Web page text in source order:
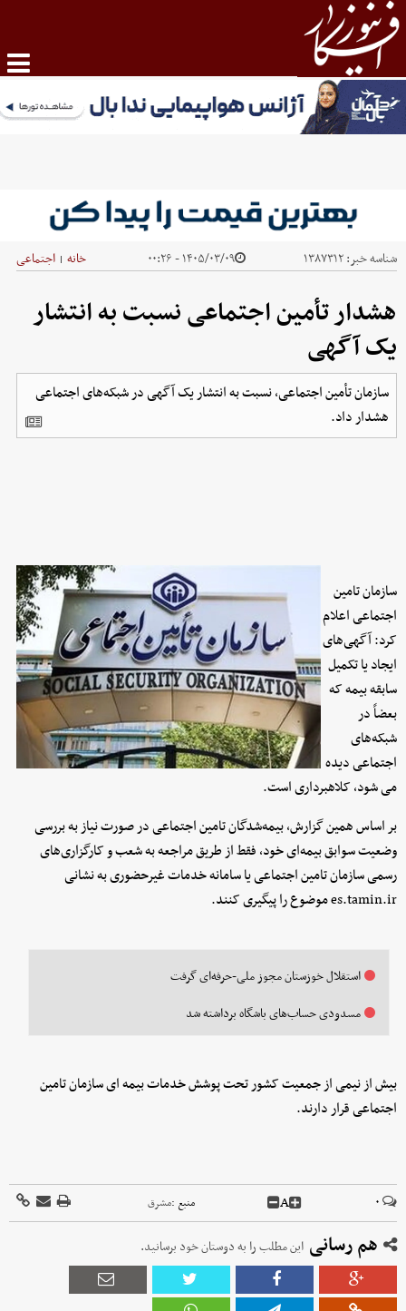
شناسه خبر:۱۳۸۷۳۱۲ ۱۴۰۵/۰۳/۰۹ - ۰۰:۲۶ خانه | اجتماعی
هشدار تأمین اجتماعی نسبت به انتشار
یک آگهی
سازمان تأمین اجتماعی، نسبت به انتشار یک آگهی در شبکه‌های اجتماعی
هشدار داد.
سازمان تامین
اجتماعی اعلام
کرد: آگهی‌های
ایجاد یا تکمیل
سابقه بیمه که
بعضاً در
شبکه‌های
اجتماعی دیده
می شود، کلاهبرداری است.
بر اساس همین گزارش، بیمه‌شدگان تامین اجتماعی در صورت نیاز به بررسی
وضعیت سوابق بیمه‌ای خود، فقط از طریق مراجعه به شعب و کارگزاری‌های
رسمی سازمان تامین اجتماعی یا سامانه خدمات غیرحضوری به نشانی
es.tamin.ir موضوع را پیگیری کنند.
استقلال خوزستان مجوز ملی-حرفه‌ای گرفت
مسدودی حساب‌های باشگاه برداشته شد
بیش از نیمی از جمعیت کشور تحت پوشش خدمات بیمه ای سازمان تامین
اجتماعی قرار دارند.
۰ A منبع :مشرق
هم رسانی این مطلب را به دوستان خود برسانید.